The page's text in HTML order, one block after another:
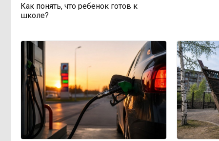
Как понять, что ребенок готов к
школе?